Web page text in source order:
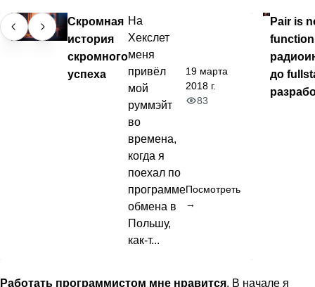
Скромная
история
скромного
успеха
На
Хекслет
меня
привёл
мой
руммэйт
во
времена,
когда я
поехал по
программе
обмена в
Польшу,
как-т...
19 марта
2018 г.
83
Посмотреть
→
Pair is
до
Работать программистом мне нравится. В начале я